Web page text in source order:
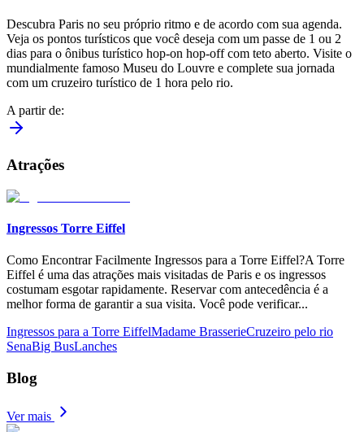
Descubra Paris no seu próprio ritmo e de acordo com sua agenda.
Veja os pontos turísticos que você deseja com um passe de 1 ou 2
dias para o ônibus turístico hop-on hop-off com teto aberto. Visite o
mundialmente famoso Museu do Louvre e complete sua jornada
com um cruzeiro turístico de 1 hora pelo rio.
A partir de:
Atrações
Ingressos Torre Eiffel
Como Encontrar Facilmente Ingressos para a Torre Eiffel?A Torre
Eiffel é uma das atrações mais visitadas de Paris e os ingressos
costumam esgotar rapidamente. Reservar com antecedência é a
melhor forma de garantir a sua visita. Você pode verificar...
Ingressos para a Torre EiffelMadame BrasserieCruzeiro pelo rio
SenaBig BusLanches
Blog
Ver mais